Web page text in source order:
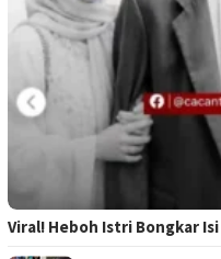
Viral! Heboh Istri Bongkar